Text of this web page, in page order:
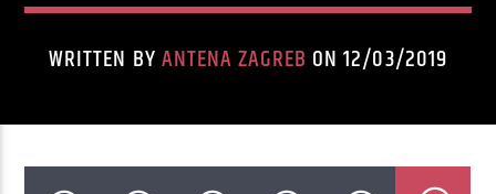
WRITTEN BYANTENA ZAGREB ON 12/03/2019